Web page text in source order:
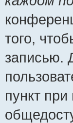
того,
записью.
пункт